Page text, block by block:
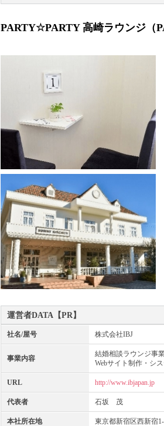
PARTY☆PARTY 高崎ラウンジ（
運営者DATA【PR】
社名/屋号 株式会社IBJ
事業内容
結婚相談ラウンジ事
Webサイト制作・シ
URL http://www.ibjapan.jp
代表者 石坂 茂
本社所在地 東京都新宿区西新宿